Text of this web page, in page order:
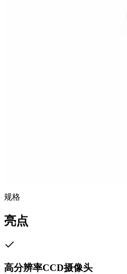
规格
亮点
高分辨率CCD摄像头